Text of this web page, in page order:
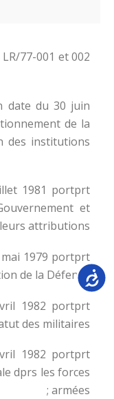
77-001 et 002
date du 30 juin
de la
des institutions
1981 portprt
et
attributions ;
mai 1979 portprt
de la Défense ;
1982 portprt
des militaires ;
1982 portprt
dprs les forces
armées ;